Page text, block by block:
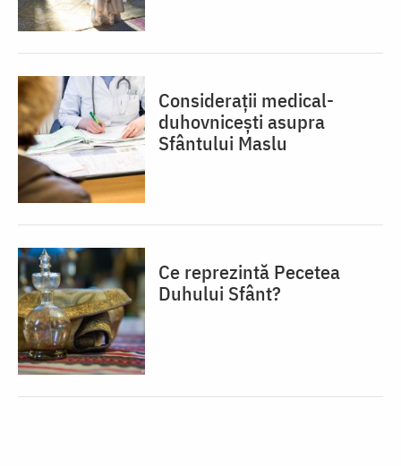
Considerații medical-
duhovnicești asupra
Sfântului Maslu
Ce reprezintă Pecetea
Duhului Sfânt?